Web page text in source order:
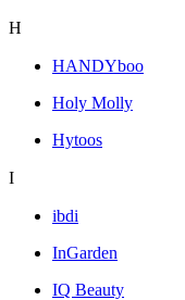
H
HANDYboo
Holy Molly
Hytoos
I
ibdi
InGarden
IQ Beauty